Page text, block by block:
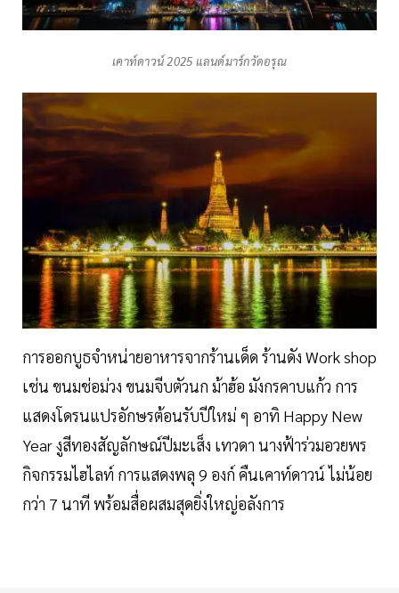
เคาท์ดาวน์ 2025 แลนด์มาร์กวัดอรุณ
การออกบูธจำหน่ายอาหารจากร้านเด็ด ร้านดัง Work shop
เช่น ขนมช่อม่วง ขนมจีบตัวนก ม้าฮ้อ มังกรคาบแก้ว การ
แสดงโดรนแปรอักษรต้อนรับปีใหม่ ๆ อาทิ Happy New
Year งูสีทองสัญลักษณ์ปีมะเส็ง เทวดา นางฟ้าร่วมอวยพร
กิจกรรมไฮไลท์ การแสดงพลุ 9 องก์ คืนเคาท์ดาวน์ ไม่น้อย
กว่า 7 นาที พร้อมสื่อผสมสุดยิ่งใหญ่อลังการ